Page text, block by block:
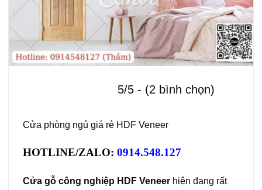
5/5 - (2 bình chọn)
Cửa phòng ngủ giá rẻ HDF Veneer
HOTLINE/ZALO: 0914.548.127
Cửa gỗ công nghiệp HDF Veneer hiện đang rất